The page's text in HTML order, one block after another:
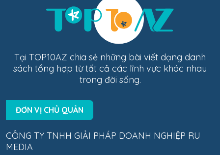
Tại TOP10AZ chia sẻ những bài viết dạng danh
sách tổng hợp từ tất cả các lĩnh vực khác nhau
trong đời sống.
ĐƠN VỊ CHỦ QUẢN
CÔNG TY TNHH GIẢI PHÁP DOANH NGHIỆP RU
MEDIA